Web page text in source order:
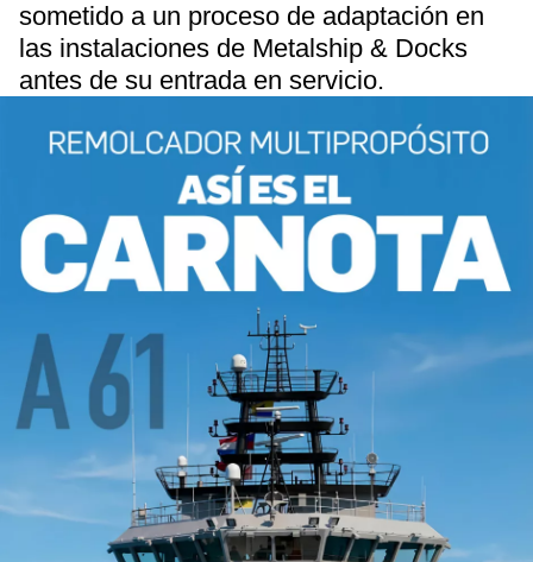
sometido a un proceso de adaptación en
las instalaciones de Metalship & Docks
antes de su entrada en servicio.